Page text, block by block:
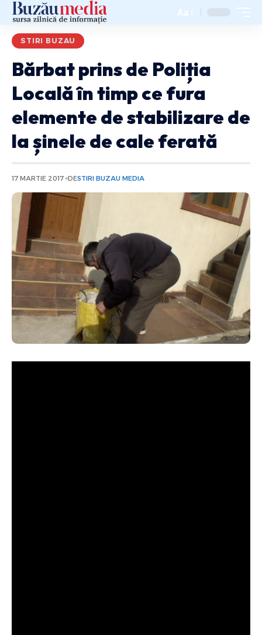
Aa
STIRI BUZAU
Bărbat prins de Poliția
Locală în timp ce fura
elemente de stabilizare de
la șinele de cale ferată
17 MARTIE 2017 DESTIRI BUZAU MEDIA